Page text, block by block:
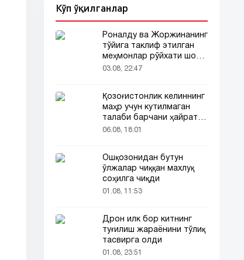
Кўп ўқилганлар
Роналду ва Жоржинанинг
тўйига таклиф этилган
меҳмонлар рўйхати шов-
шувда
03.08, 22:47
Қозоғистонлик келиннинг
маҳр учун кутилмаган
талаби барчани ҳайратга
солди
06.08, 18:01
Ошқозонидан бутун
ўлжалар чиққан махлуқ
соҳилга чиқди
01.08, 11:53
Дрон илк бор китнинг
туғилиш жараёнини тўлиқ
тасвирга олди
01.08, 23:51